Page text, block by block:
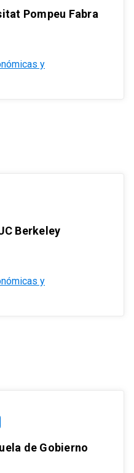
Pompeu Fabra
y
Berkeley
y
de Gobierno